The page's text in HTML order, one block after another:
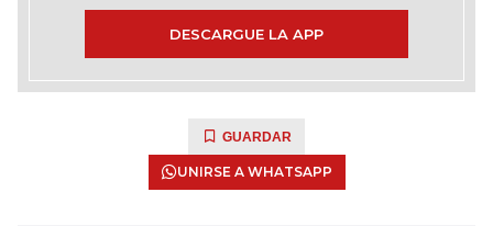
DESCARGUE LA APP
GUARDAR
UNIRSE A WHATSAPP